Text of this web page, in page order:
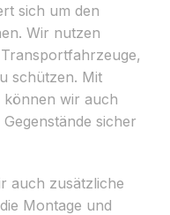
sich um den
Wir nutzen
schützen. Mit
wir auch
sicher
auch zusätzliche
Montage und